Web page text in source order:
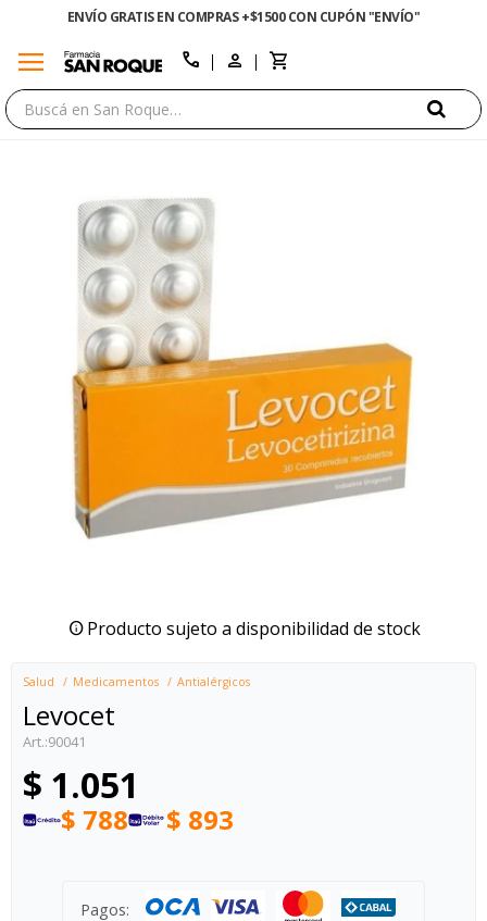
ENVÍO GRATIS EN COMPRAS +$1500 CON CUPÓN "ENVÍO"
menu call
Producto sujeto a disponibilidad de stock
Salud Medicamentos Antialérgicos
Levocet
90041
$ 1.051
$ 788 $ 893
Pagos:
close